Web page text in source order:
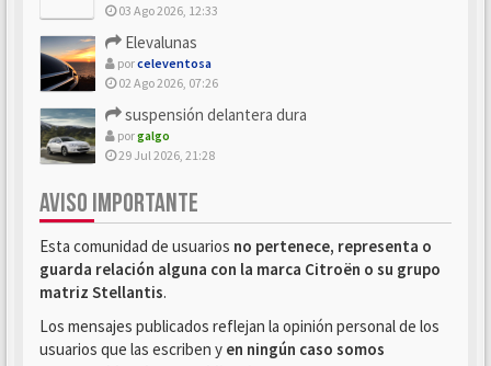
03 Ago 2026, 12:33
Elevalunas
porceleventosa
02 Ago 2026, 07:26
suspensión delantera dura
porgalgo
29 Jul 2026, 21:28
AVISO IMPORTANTE
Esta comunidad de usuarios no pertenece, representa o
guarda relación alguna con la marca Citroën o su grupo
matriz Stellantis.
Los mensajes publicados reflejan la opinión personal de los
usuarios que las escriben y en ningún caso somos